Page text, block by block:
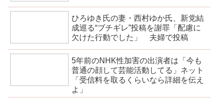
ひろゆき氏の妻・西村ゆか氏、新党結
成巡る“ブチギレ”投稿を謝罪「配慮に
欠けた行動でした」 夫婦で投稿
5年前のNHK性加害の出演者は「今も
普通の顔して芸能活動してる」ネット
「受信料を取るくらいなら詳細を伝え
よ」